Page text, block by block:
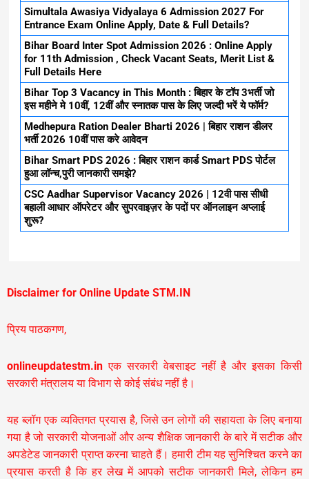
Simultala Awasiya Vidyalaya 6 Admission 2027 For
Entrance Exam Online Apply, Date & Full Details?
Bihar Board Inter Spot Admission 2026 : Online Apply
for 11th Admission , Check Vacant Seats, Merit List &
Full Details Here
Bihar Top 3 Vacancy in This Month : बिहार के टॉप 3भर्ती जो
इस महीने मे 10वीं, 12वीं और स्नातक पास के लिए जल्दी भरें ये फॉर्म?
Medhepura Ration Dealer Bharti 2026 | बिहार राशन डीलर
भर्ती 2026 10वीं पास करे आवेदन
Bihar Smart PDS 2026 : बिहार राशन कार्ड Smart PDS पोर्टल
हुआ लॉन्च,पुरी जानकारी समझे?
CSC Aadhar Supervisor Vacancy 2026 | 12वी पास सीधी
बहाली आधार ऑपरेटर और सुपरवाइज़र के पदों पर ऑनलाइन अप्लाई
शुरू?
Disclaimer for Online Update STM.IN
प्रिय पाठकगण,
onlineupdatestm.in एक सरकारी वेबसाइट नहीं है और इसका किसी
सरकारी मंत्रालय या विभाग से कोई संबंध नहीं है।
यह ब्लॉग एक व्यक्तिगत प्रयास है, जिसे उन लोगों की सहायता के लिए बनाया
गया है जो सरकारी योजनाओं और अन्य शैक्षिक जानकारी के बारे में सटीक और
अपडेटेड जानकारी प्राप्त करना चाहते हैं। हमारी टीम यह सुनिश्चित करने का
प्रयास करती है कि हर लेख में आपको सटीक जानकारी मिले, लेकिन हम